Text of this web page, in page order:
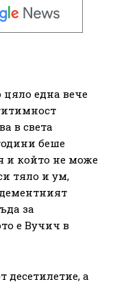
една вече
в света
беше
и който не може
тяло и ум,
за
е Вучич в
десетилетие, а